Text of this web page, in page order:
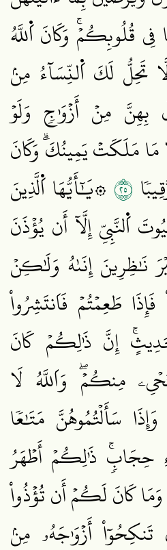
فِي قُلُوبِكُمۡۚ وَكَانَ اَ۬للَّهُ
تَحِلُّ لَكَ اَ۬لنِّسَآءُ مِنۢ
بِهِنَّ مِنۡ أَزۡوَٰجٖ وَلَوۡ
مَلَكَتۡ يَمِينُكَۗ وَكَانَ
٥٢ ۞يَٰٓأَيُّهَا اَ۬لَّذِينَ
اَ۬لنَّبِيِّ إِلَّآ أَن يُؤۡذَنَ
نَٰظِرِينَ إِنَىٰهُ وَلَٰكِنۡ
طَعِمۡتُمۡ فَاَنتَشِرُواْ
إِنَّ ذَٰلِكُمۡ كَانَ
مِنكُمۡۖ وَاَللَّهُ لَا
سَأَلۡتُمُوهُنَّ مَتَٰعٗا
حِجَابٖۚ ذَٰلِكُمۡ أَطۡهَرُ
كَانَ لَكُمۡ أَن تُؤۡذُواْ
تَنكِحُوٓاْ أَزۡوَٰجَهُۥ مِنۢ